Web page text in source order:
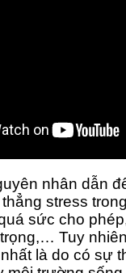
nhân dẫn
stress
sức cho
Tuy
là do có sự